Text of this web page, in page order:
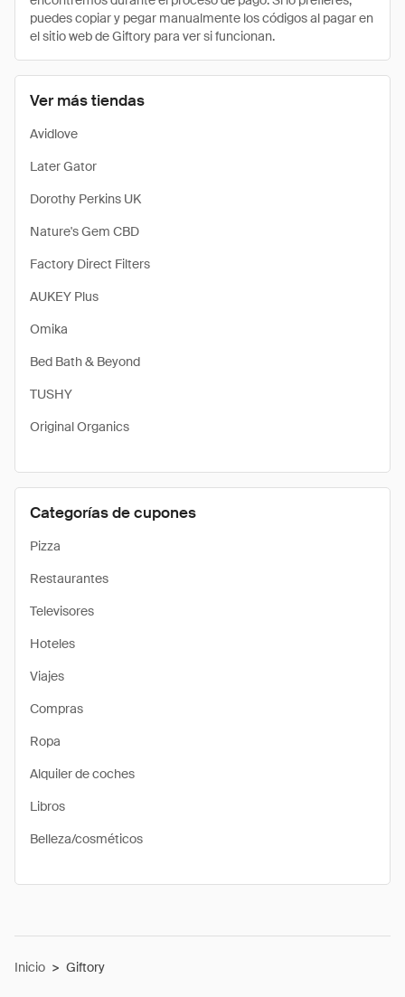
Ver más tiendas
Avidlove
Later Gator
Dorothy Perkins UK
Nature's Gem CBD
Factory Direct Filters
AUKEY Plus
Omika
Bed Bath & Beyond
TUSHY
Original Organics
Categorías de cupones
Pizza
Restaurantes
Televisores
Hoteles
Viajes
Compras
Ropa
Alquiler de coches
Libros
Belleza/cosméticos
puedes copiar y pegar manualmente los códigos al pagar en
el sitio web de Giftory para ver si funcionan.
Inicio > Giftory